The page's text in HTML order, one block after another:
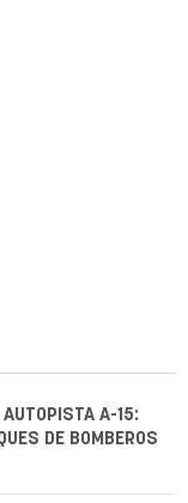
AUTOPISTA A-15:
DE BOMBEROS